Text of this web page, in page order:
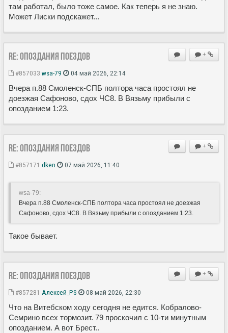
там работал, было тоже самое. Как теперь я не знаю.
Может Лиски подскажет...
+
Re: Опоздания поездов
#857033 wsa-79 04 май 2026, 22:14
Вчера п.88 Смоленск-СПБ полтора часа простоял не
доезжая Сафоново, сдох ЧС8. В Вязьму прибыли с
опозданием 1:23.
+
Re: Опоздания поездов
#857171 dken 07 май 2026, 11:40
wsa-79:
Вчера п.88 Смоленск-СПБ полтора часа простоял не доезжая
Сафоново, сдох ЧС8. В Вязьму прибыли с опозданием 1:23.
Такое бывает.
+
Re: Опоздания поездов
#857281 Алексей_PS 08 май 2026, 22:30
Что на Витебском ходу сегодня не едится. Кобралово-
Семрино всех тормозит. 79 проскочил с 10-ти минутным
опозданием. А вот Брест..